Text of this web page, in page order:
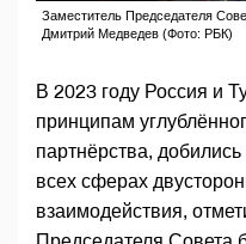
Заместитель Председателя
Дмитрий Медведев (Фото: РБК)
В 2023 году Россия и
принципам
партнёрства,
всех сферах
взаимодействия,